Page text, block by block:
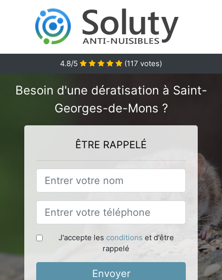
4.8/5 (117 votes)
Besoin d'une dératisation à Saint-
Georges-de-Mons ?
ÊTRE RAPPELÉ
J'accepte les conditions et d'être
rappelé
Envoyer